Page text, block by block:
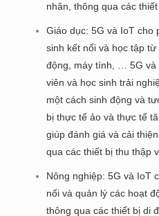
nhân, thông qua các
Giáo dục: 5G và IoT cho
sinh kết nối và học tập
động, máy tính, … 5G và
viên và học sinh trải
một cách sinh động và
bị thực tế ảo và thực tế
giúp đánh giá và cải
qua các thiết bị thu thập
Nông nghiệp: 5G và IoT
nối và quản lý các hoạt
thông qua các thiết bị di